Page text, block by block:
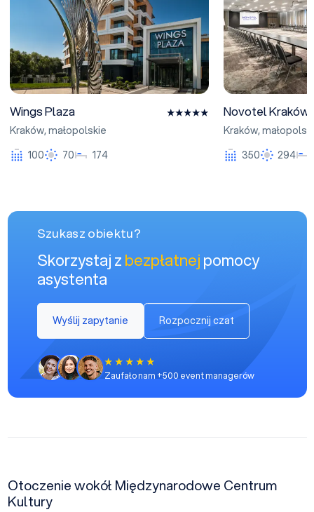
Wings Plaza
Kraków,małopolskie
100
70 174
Novotel Kraków
Kraków,
350
294
Szukasz obiektu?
Skorzystaj zbezpłatnejpomocy
asystenta
Wyślij zapytanie Rozpocznij czat
Zaufało nam +500 event managerów
Otoczenie wokół Międzynarodowe Centrum
Kultury